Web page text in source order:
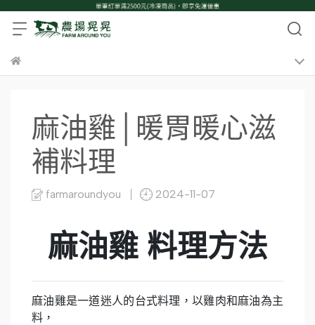
麻油雞│暖胃暖心滋
補料理
farmaroundyou 2024-11-07
麻油雞 料理方法
麻油雞是一道迷人的台式料理，以雞肉和麻油為主
料，